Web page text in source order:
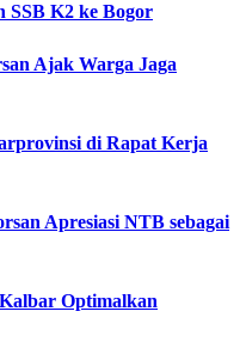
SSB K2 ke Bogor
Ajak Warga Jaga
di Rapat Kerja
Apresiasi NTB sebagai
Optimalkan